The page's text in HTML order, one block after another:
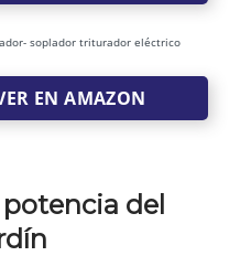
soplador triturador eléctrico
EN AMAZON
del